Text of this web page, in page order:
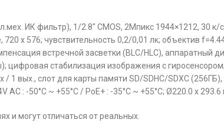
ИК фильтр), 1/2.8″ CMOS, 2Мпикс 1944×1212, 30 к/
x 576; чувствительность 0,2/0,01 лк; объектив
встречной засветки (BLC/HLC), аппаратный
цифровая стабилизация изображения с
1 вых., слот для карты памяти SD/SDHC/SDXC
: -50°C ~ +55°C / PoE+ : -35°C ~ +55°C; Ø220.0 x 293.6
и могут отличаться от реальных.